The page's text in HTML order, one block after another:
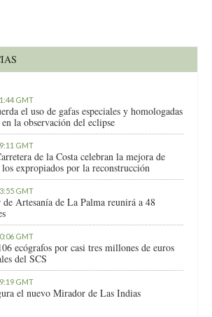
GMT
el uso de gafas especiales y homologadas
la observación del eclipse
GMT
de la Costa celebran la mejora de
expropiados por la reconstrucción
GMT
Artesanía de La Palma reunirá a 48
GMT
ecógrafos por casi tres millones de euros
del SCS
GMT
el nuevo Mirador de Las Indias